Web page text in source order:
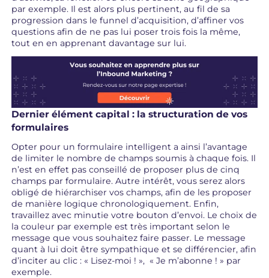
par exemple. Il est alors plus pertinent, au fil de sa
progression dans le funnel d’acquisition, d’affiner vos
questions afin de ne pas lui poser trois fois la même,
tout en en apprenant davantage sur lui.
Dernier élément capital : la structuration de vos
formulaires
Opter pour un formulaire intelligent a ainsi l’avantage
de limiter le nombre de champs soumis à chaque fois. Il
n’est en effet pas conseillé de proposer plus de cinq
champs par formulaire. Autre intérêt, vous serez alors
obligé de hiérarchiser vos champs, afin de les proposer
de manière logique chronologiquement. Enfin,
travaillez avec minutie votre bouton d’envoi. Le choix de
la couleur par exemple est très important selon le
message que vous souhaitez faire passer. Le message
quant à lui doit être sympathique et se différencier, afin
d’inciter au clic : « Lisez-moi ! », « Je m’abonne ! » par
exemple.